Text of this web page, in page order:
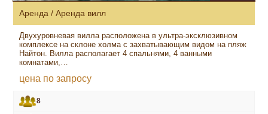
Аренда / Аренда вилл
Двухуровневая вилла расположена в ультра-эксклюзивном
комплексе на склоне холма с захватывающим видом на пляж
Найтон. Вилла располагает 4 спальнями, 4 ванными
комнатами,…
цена по запросу
8